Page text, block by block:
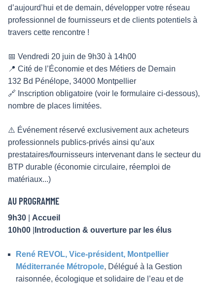
d’aujourd’hui et de demain, développer votre réseau
professionnel de fournisseurs et de clients potentiels à
travers cette rencontre !
📅 Vendredi 20 juin de 9h30 à 14h00
📍 Cité de l’Économie et des Métiers de Demain
132 Bd Pénélope, 34000 Montpellier
🔗 Inscription obligatoire (voir le formulaire ci-dessous),
nombre de places limitées.
⚠️ Événement réservé exclusivement aux acheteurs
professionnels publics-privés ainsi qu’aux
prestataires/fournisseurs intervenant dans le secteur du
BTP durable (économie circulaire, réemploi de
matériaux...)
AU PROGRAMME
9h30
Accueil
10h00
Introduction & ouverture par les élus
René REVOL, Vice-président, Montpellier
Méditerranée Métropole, Délégué à la Gestion
raisonnée, écologique et solidaire de l’eau et de